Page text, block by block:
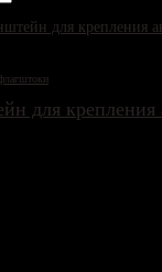
для